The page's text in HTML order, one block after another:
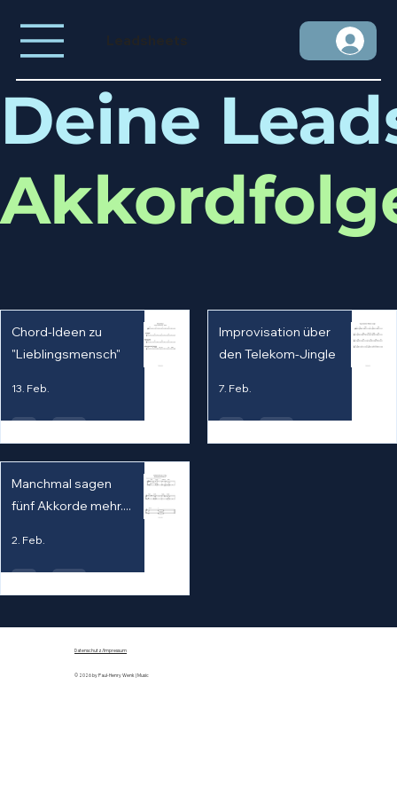
Deine
Chord-Ideen zu
"Lieblingsmensch"
13. Feb.
Improvisation über
den Telekom-Jingle
7. Feb.
Manchmal sagen
fünf Akkorde mehr....
2. Feb.
© 2026 by Paul-Henry Wenk | Music
Datenschutz/Impressum